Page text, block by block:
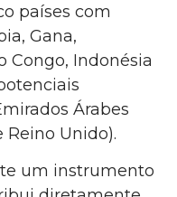
países com
Gana,
Congo, Indonésia
Árabes
Reino Unido).
um instrumento